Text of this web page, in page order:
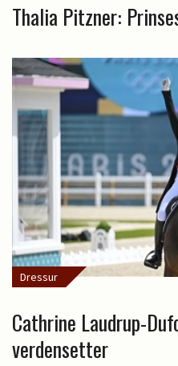
Thalia Pitzner:
Dressur
Cathrine Laudrup-
verdensetter